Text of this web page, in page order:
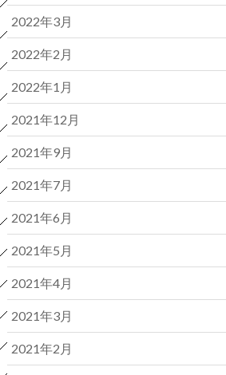
2022年3月
2022年2月
2022年1月
2021年12月
2021年9月
2021年7月
2021年6月
2021年5月
2021年4月
2021年3月
2021年2月